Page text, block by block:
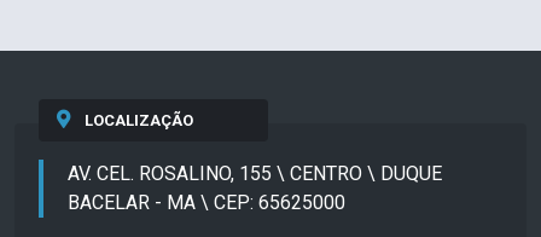
LOCALIZAÇÃO
AV. CEL. ROSALINO, 155 \ CENTRO \ DUQUE
BACELAR - MA \ CEP: 65625000